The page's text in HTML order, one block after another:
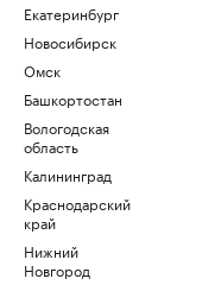
Екатеринбург
Новосибирск
Омск
Башкортостан
Вологодская
область
Калининград
Краснодарский
край
Нижний
Новгород